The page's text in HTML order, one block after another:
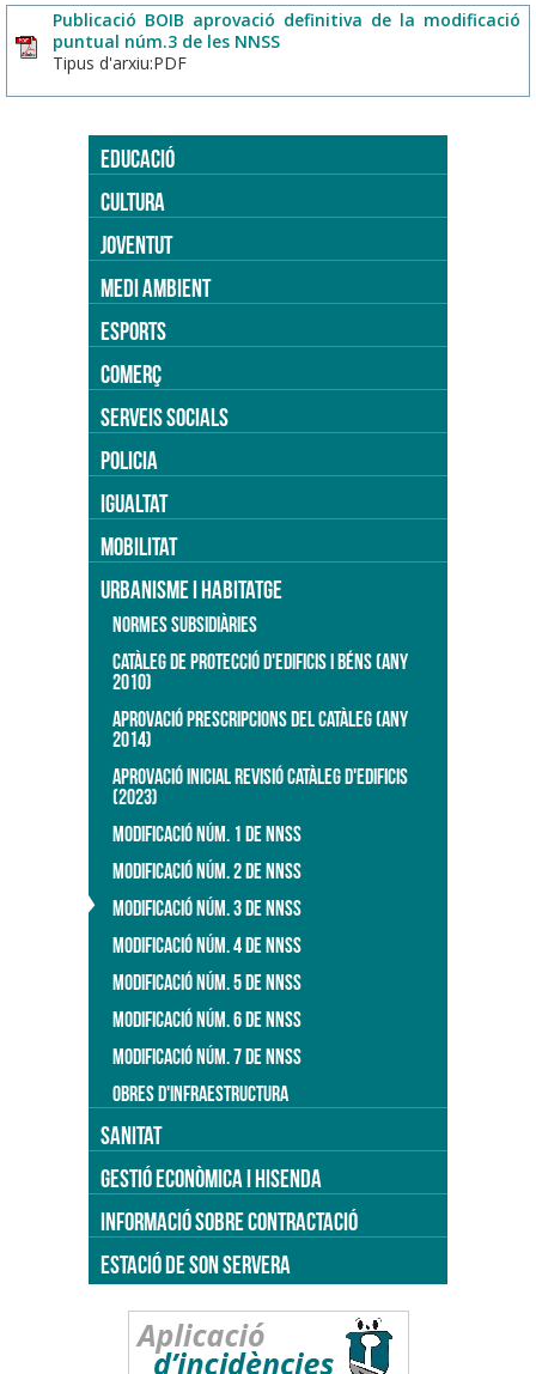
Publicació BOIB aprovació definitiva de la modificació
puntual núm.3 de les NNSS
Tipus d'arxiu:PDF
EDUCACIÓ
CULTURA
JOVENTUT
MEDI AMBIENT
ESPORTS
COMERÇ
SERVEIS SOCIALS
POLICIA
IGUALTAT
MOBILITAT
URBANISME I HABITATGE
NORMES SUBSIDIÀRIES
CATÀLEG DE PROTECCIÓ D'EDIFICIS I BÉNS (ANY
2010)
APROVACIÓ PRESCRIPCIONS DEL CATÀLEG (ANY
2014)
APROVACIÓ INICIAL REVISIÓ CATÀLEG D'EDIFICIS
(2023)
MODIFICACIÓ NÚM. 1 DE NNSS
MODIFICACIÓ NÚM. 2 DE NNSS
MODIFICACIÓ NÚM. 3 DE NNSS
MODIFICACIÓ NÚM. 4 DE NNSS
MODIFICACIÓ NÚM. 5 DE NNSS
MODIFICACIÓ NÚM. 6 DE NNSS
MODIFICACIÓ NÚM. 7 DE NNSS
OBRES D'INFRAESTRUCTURA
SANITAT
GESTIÓ ECONÒMICA I HISENDA
INFORMACIÓ SOBRE CONTRACTACIÓ
ESTACIÓ DE SON SERVERA